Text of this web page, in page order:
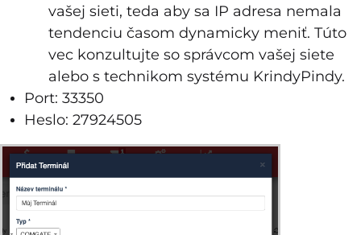
vašej sieti, teda aby sa IP adresa nemala
tendenciu časom dynamicky meniť. Túto
vec konzultujte so správcom vašej siete
alebo s technikom systému KrindyPindy.
Port: 33350
Heslo: 27924505